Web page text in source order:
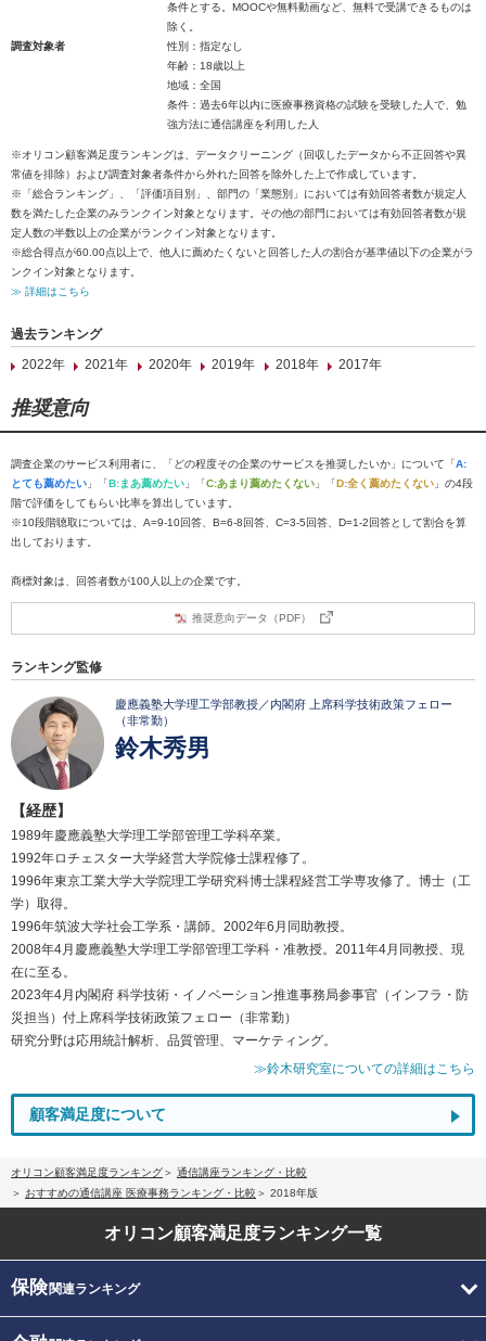
条件とする。MOOCや無料動画など、無料で受講できるものは
除く。
調査対象者
性別：指定なし
年齢：18歳以上
地域：全国
条件：過去6年以内に医療事務資格の試験を受験した人で、勉
強方法に通信講座を利用した人
※オリコン顧客満足度ランキングは、データクリーニング（回収したデータから不正回答や異
常値を排除）および調査対象者条件から外れた回答を除外した上で作成しています。
※「総合ランキング」、「評価項目別」、部門の「業態別」においては有効回答者数が規定人
数を満たした企業のみランクイン対象となります。その他の部門においては有効回答者数が規
定人数の半数以上の企業がランクイン対象となります。
※総合得点が60.00点以上で、他人に薦めたくないと回答した人の割合が基準値以下の企業がラ
ンクイン対象となります。
≫ 詳細はこちら
過去ランキング
2022年
2021年 2020年 2019年 2018年 2017年
推奨意向
調査企業のサービス利用者に、「どの程度その企業のサービスを推奨したいか」について「A:
とても薦めたい 」「B:まあ薦めたい 」「C:あまり薦めたくない 」「D:全く薦めたくない 」の4段
階で評価をしてもらい比率を算出しています。
※10段階聴取については、A=9-10回答、B=6-8回答、C=3-5回答、D=1-2回答として割合を算
出しております。
商標対象は、回答者数が100人以上の企業です。
推奨意向データ（PDF）
ランキング監修
慶應義塾大学理工学部教授／内閣府 上席科学技術政策フェロー
（非常勤）
鈴木秀男
【経歴】
1989年慶應義塾大学理工学部管理工学科卒業。
1992年ロチェスター大学経営大学院修士課程修了。
1996年東京工業大学大学院理工学研究科博士課程経営工学専攻修了。博士（工
学）取得。
1996年筑波大学社会工学系・講師。2002年6月同助教授。
2008年4月慶應義塾大学理工学部管理工学科・准教授。2011年4月同教授、現
在に至る。
2023年4月内閣府 科学技術・イノベーション推進事務局参事官（インフラ・防
災担当）付上席科学技術政策フェロー（非常勤）
研究分野は応用統計解析、品質管理、マーケティング。
≫鈴木研究室についての詳細はこちら
顧客満足度について
オリコン顧客満足度ランキング
通信講座ランキング・比較
おすすめの通信講座 医療事務ランキング・比較
2018年版
オリコン顧客満足度ランキング一覧
保険関連ランキング